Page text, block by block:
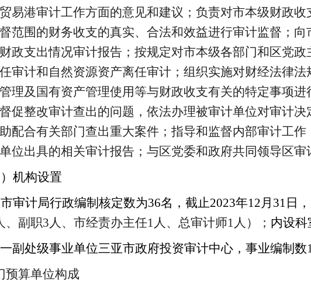
易港审计工作方面的意见和建议 ； 负责对市本级财政
范围的财务收支的真实、合法和效益进行审计监督 ； 向
政支出情况审计报告 ； 按规定对市本级各部门和区党
审计和自然资源资产离任审计 ； 组织实施对财经法律法
理及国有资产管理使用等与财政收支有关的特定事项进
促整改审计查出的问题，依法办理被审计单位对审计
配合有关部门查出重大案件 ； 指导和监督内部审计工
位出具的相关审计报告 ； 与区党委和政府共同领导区
）机构设置
计局行政编制核定数为36名，截止2023年12月 31 日
、副职3人、市经责办主任1人、总审计师1人）； 内设科
副处级事业单位三亚市政府投资审计中心，事业编制数
预算单位构成